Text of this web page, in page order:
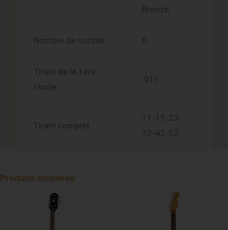
Bronze
Nombre de cordes 6
Tirant de la 1ère
corde
.011
Tirant complet
11-15-23-
32-42-52
Produits similaires